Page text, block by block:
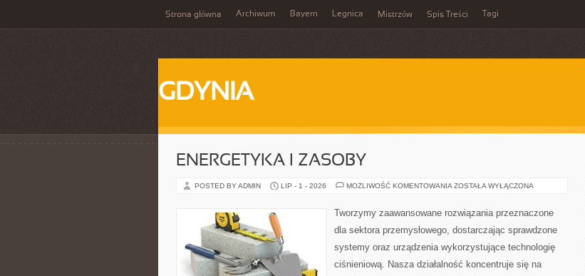
Strona główna Archiwum Bayern Legnica Mistrzów Spis Treści Tagi
GDYNIA
ENERGETYKA I ZASOBY
POSTED BY ADMIN LIP - 1 - 2026 MOŻLIWOŚĆ KOMENTOWANIA ENERGETYKA
ZOSTAŁA WYŁĄCZONA
Tworzymy zaawansowane rozwiązania przeznaczone
dla sektora przemysłowego, dostarczając sprawdzone
systemy oraz urządzenia wykorzystujące technologię
ciśnieniową. Nasza działalność koncentruje się na